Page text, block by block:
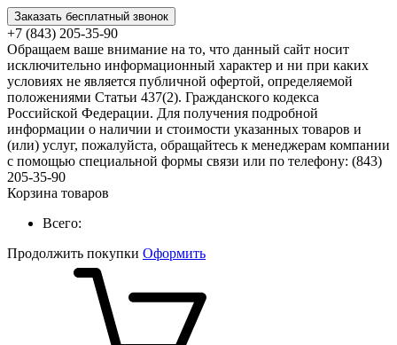
Заказать бесплатный звонок
+7 (843) 205-35-90
Обращаем ваше внимание на то, что данный сайт носит
исключительно информационный характер и ни при каких
условиях не является публичной офертой, определяемой
положениями Статьи 437(2). Гражданского кодекса
Российской Федерации. Для получения подробной
информации о наличии и стоимости указанных товаров и
(или) услуг, пожалуйста, обращайтесь к менеджерам компании
с помощью специальной формы связи или по телефону: (843)
205-35-90
Корзина товаров
Всего:
Продолжить покупки Оформить